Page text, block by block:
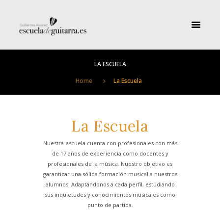
LA ESCUELA
Home La Escuela
La Escuela
Nuestra escuela cuenta con profesionales con más
de 17 años de experiencia como docentes y
profesionales de la música. Nuestro objetivo es
garantizar una sólida formación musical a nuestros
alumnos. Adaptándonos a cada perfil, estudiando
sus inquietudes y conocimientos musicales como
punto de partida.